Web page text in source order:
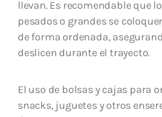
llevan. Es recomendable que
pesados o grandes se
de forma ordenada,
deslicen durante el trayecto.
El uso de bolsas y cajas para
snacks, juguetes y otros